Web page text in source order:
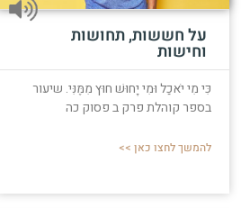
על חששות, תחושות
וחישות
כִּי מִי יֹאכַל וּמִי יָחוּשׁ חוּץ מִמֶּנִּי. שיעור
בספר קוהלת פרק ב פסוק כה
להמשך לחצו כאן >>